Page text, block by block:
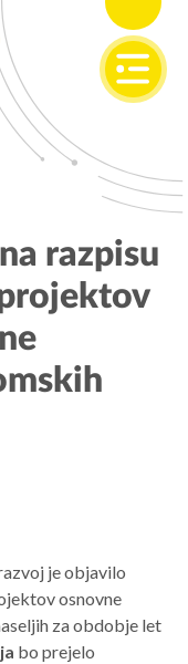
– 2027
razpisu
je objavilo
osnovne
za obdobje let
bo prejelo